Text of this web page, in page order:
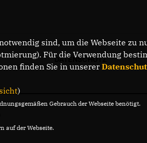
DATENSCHUTZ
sind, um die Webseite
Für die Verwendung
finden Sie in unserer
)
Gebrauch der Webseite benötigt.
auf der Webseite.